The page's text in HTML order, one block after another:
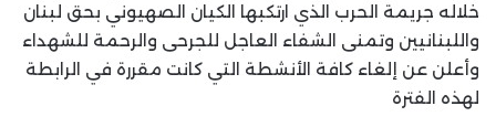
خلاله جريمة الحرب الذي ارتكبها الكيان الصهيوني بحق لبنان
واللبنانيين وتمنى الشفاء العاجل للجرحى والرحمة للشهداء
وأعلن عن إلغاء كافة الأنشطة التي كانت مقررة في الرابطة
لهذه الفترة